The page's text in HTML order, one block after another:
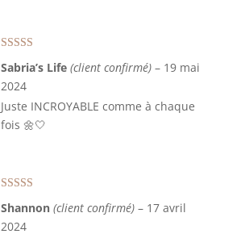
Sabria’s Life (client confirmé) – 19 mai
2024
Juste INCROYABLE comme à chaque
fois 🌼🤍
Shannon (client confirmé) – 17 avril
2024